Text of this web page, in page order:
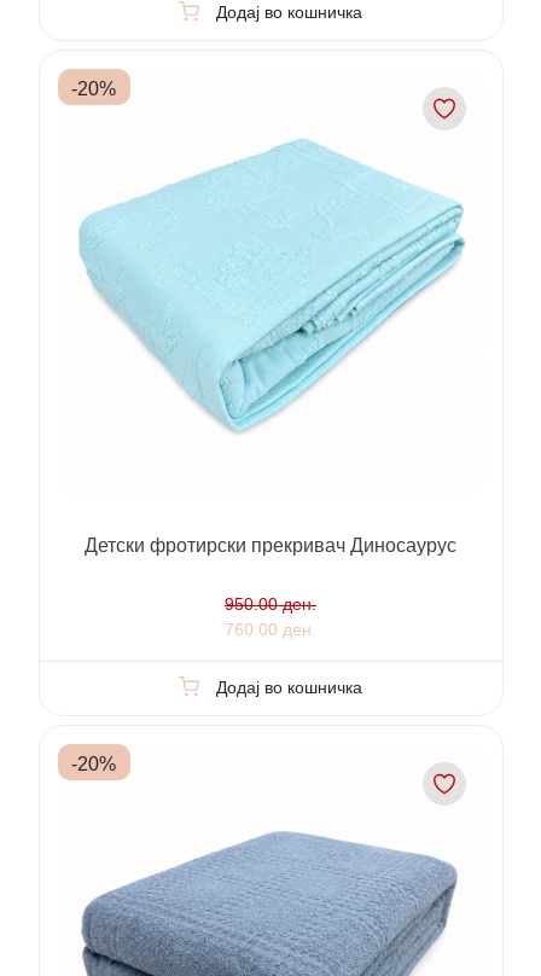
Додај во кошничка
-20%
Детски фротирски прекривач Диносаурус
950.00 ден.
760.00 ден.
Додај во кошничка
-20%